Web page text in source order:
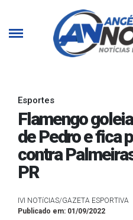
Esportes
Flamengo
de Pedro e fica
contra
PR
IVI NOTíCIAS/GAZETA ESPORTIVA
Publicado em: 01/09/2022